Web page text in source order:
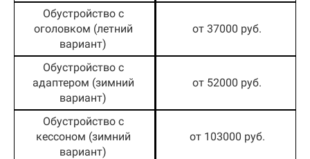
Обустройство с
оголовком (летний
вариант)
от 37000 руб.
Обустройство с
адаптером (зимний
вариант)
от 52000 руб.
Обустройство с
кессоном (зимний
вариант)
от 103000 руб.